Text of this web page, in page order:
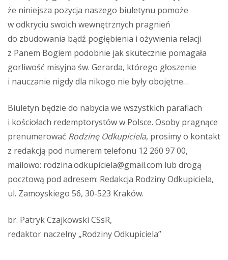
że niniejsza pozycja naszego biuletynu pomoże
w odkryciu swoich wewnętrznych pragnień
do zbudowania bądź pogłębienia i ożywienia relacji
z Panem Bogiem podobnie jak skutecznie pomagała
gorliwość misyjna św. Gerarda, którego głoszenie
i nauczanie nigdy dla nikogo nie były obojętne…
Biuletyn będzie do nabycia we wszystkich parafiach
i kościołach redemptorystów w Polsce. Osoby pragnące
prenumerować Rodzinę Odkupiciela, prosimy o kontakt
z redakcją pod numerem telefonu 12 260 97 00,
mailowo: rodzina.odkupiciela@gmail.com lub drogą
pocztową pod adresem: Redakcja Rodziny Odkupiciela,
ul. Zamoyskiego 56, 30-523 Kraków.
br. Patryk Czajkowski CSsR,
redaktor naczelny „Rodziny Odkupiciela”